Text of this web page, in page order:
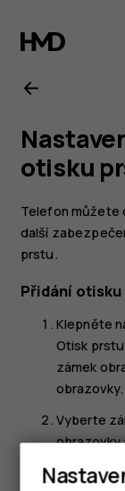
k
Nokia
otisku
Telefon můžete
další
prstu.
Přidání
Klepněte
Otisk prstu
zámek
obrazovky.
Vyberte
obrazovky